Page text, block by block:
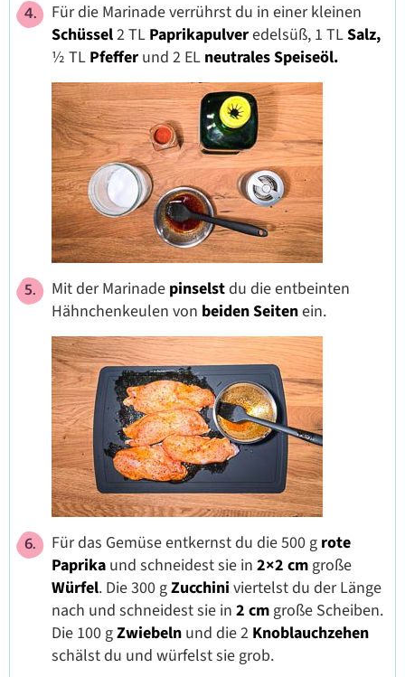
Für die Marinade verrührst du in einer kleinen
Schüssel2 TL Paprikapulveredelsüß, 1 TLSalz,
½ TL Pfeffer und 2 EL neutrales Speiseöl.
Mit der Marinade pinselstdu die entbeinten
Hähnchenkeulen von beiden Seitenein.
Für das Gemüse entkernst du die 500 g rote
Paprika und schneidest sie in 2×2 cmgroße
Würfel. Die 300 gZucchini viertelst du der Länge
nach und schneidest sie in 2 cmgroße Scheiben.
Die 100 gZwiebeln und die 2 Knoblauchzehen
schälst du und würfelst sie grob.